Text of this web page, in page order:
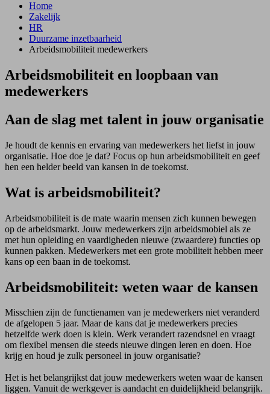
Home
Zakelijk
HR
Duurzame inzetbaarheid
Arbeidsmobiliteit medewerkers
Arbeidsmobiliteit en loopbaan van
medewerkers
Aan de slag met talent in jouw organisatie
Je houdt de kennis en ervaring van medewerkers het liefst in jouw
organisatie. Hoe doe je dat? Focus op hun arbeidsmobiliteit en geef
hen een helder beeld van kansen in de toekomst.
Wat is arbeidsmobiliteit?
Arbeidsmobiliteit is de mate waarin mensen zich kunnen bewegen
op de arbeidsmarkt. Jouw medewerkers zijn arbeidsmobiel als ze
met hun opleiding en vaardigheden nieuwe (zwaardere) functies op
kunnen pakken. Medewerkers met een grote mobiliteit hebben meer
kans op een baan in de toekomst.
Arbeidsmobiliteit: weten waar de kansen
Misschien zijn de functienamen van je medewerkers niet veranderd
de afgelopen 5 jaar. Maar de kans dat je medewerkers precies
hetzelfde werk doen is klein. Werk verandert razendsnel en vraagt
om flexibel mensen die steeds nieuwe dingen leren en doen. Hoe
krijg en houd je zulk personeel in jouw organisatie?
Het is het belangrijkst dat jouw medewerkers weten waar de kansen
liggen. Vanuit de werkgever is aandacht en duidelijkheid belangrijk.